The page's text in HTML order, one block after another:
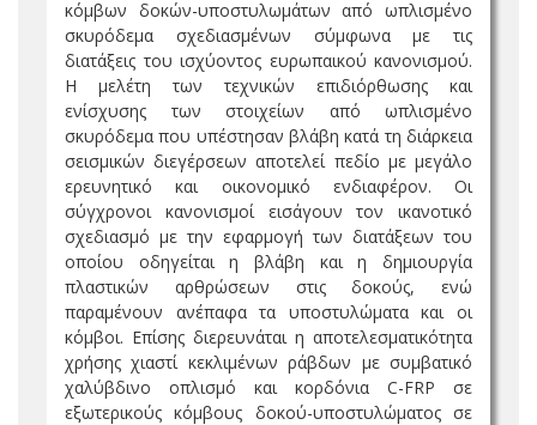
κόμβων δοκών-υποστυλωμάτων από ωπλισμένο
σκυρόδεμα σχεδιασμένων σύμφωνα με τις
διατάξεις του ισχύοντος ευρωπαικού κανονισμού.
Η μελέτη των τεχνικών επιδιόρθωσης και
ενίσχυσης των στοιχείων από ωπλισμένο
σκυρόδεμα που υπέστησαν βλάβη κατά τη διάρκεια
σεισμικών διεγέρσεων αποτελεί πεδίο με μεγάλο
ερευνητικό και οικονομικό ενδιαφέρον. Οι
σύγχρονοι κανονισμοί εισάγουν τον ικανοτικό
σχεδιασμό με την εφαρμογή των διατάξεων του
οποίου οδηγείται η βλάβη και η δημιουργία
πλαστικών αρθρώσεων στις δοκούς, ενώ
παραμένουν ανέπαφα τα υποστυλώματα και οι
κόμβοι. Επίσης διερευνάται η αποτελεσματικότητα
χρήσης χιαστί κεκλιμένων ράβδων με συμβατικό
χαλύβδινο οπλισμό και κορδόνια C-FRP σε
εξωτερικούς κόμβους δοκού-υποστυλώματος σε